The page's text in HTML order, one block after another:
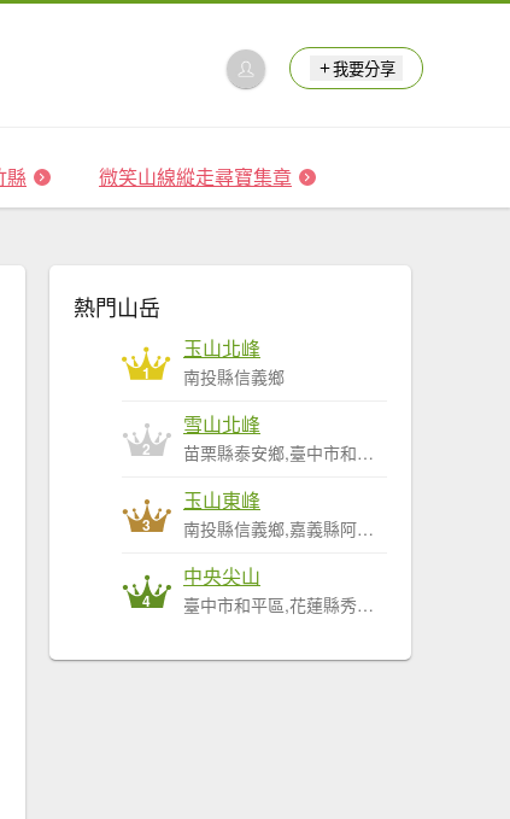
我要分享
縣 微笑山線縱走尋寶集章
熱門山岳
1
玉山北峰
南投縣信義鄉
2
雪山北峰
苗栗縣泰安鄉,臺中市和平區
3
玉山東峰
南投縣信義鄉,嘉義縣阿里山鄉
4
中央尖山
臺中市和平區,花蓮縣秀林鄉